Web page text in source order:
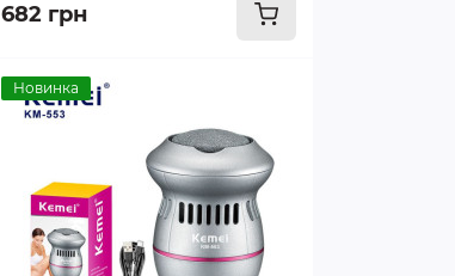
682 грн
Новинка